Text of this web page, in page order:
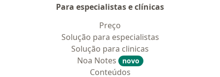
Para especialistas e clínicas
Preço
Solução para especialistas
Solução para clinicas
Noa Notes
novo
Conteúdos